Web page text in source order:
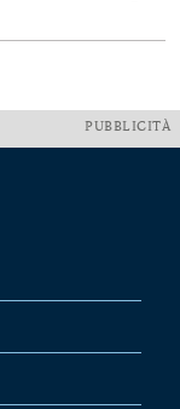
PUBBLICITÀ